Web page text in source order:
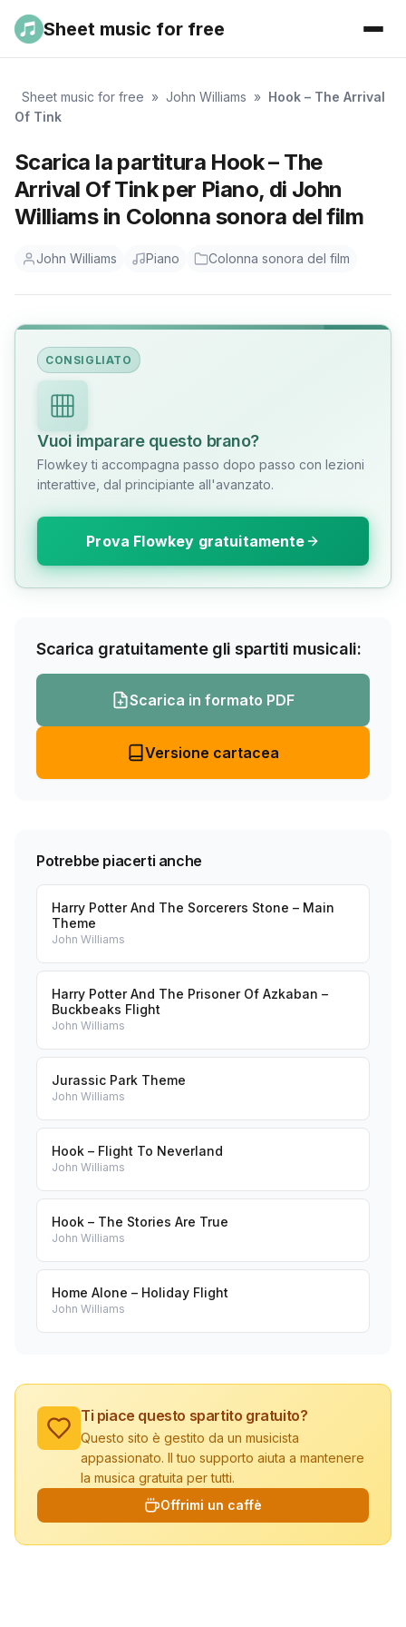
Sheet music for free
Sheet music for free » John Williams » Hook – The Arrival
Of Tink
Scarica la partitura Hook – The
Arrival Of Tink per Piano, di John
Williams in Colonna sonora del film
John Williams Piano Colonna sonora del film
CONSIGLIATO
Vuoi imparare questo brano?
Flowkey ti accompagna passo dopo passo con lezioni
interattive, dal principiante all'avanzato.
Prova Flowkey gratuitamente
Scarica gratuitamente gli spartiti musicali:
Scarica in formato PDF
Versione cartacea
Potrebbe piacerti anche
Harry Potter And The Sorcerers Stone – Main
Theme
John Williams
Harry Potter And The Prisoner Of Azkaban –
Buckbeaks Flight
John Williams
Jurassic Park Theme
John Williams
Hook – Flight To Neverland
John Williams
Hook – The Stories Are True
John Williams
Home Alone – Holiday Flight
John Williams
Ti piace questo spartito gratuito?
Questo sito è gestito da un musicista
appassionato. Il tuo supporto aiuta a mantenere
la musica gratuita per tutti.
Offrimi un caffè